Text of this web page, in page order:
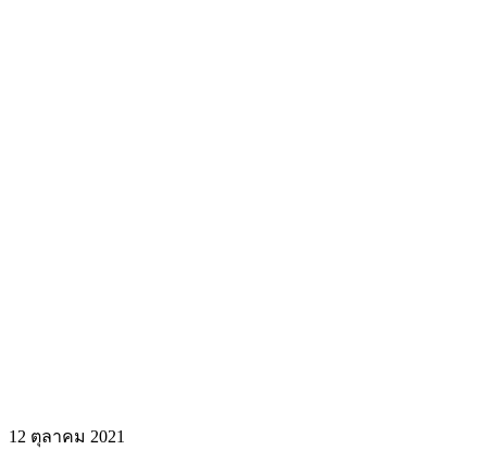
12 ตุลาคม 2021